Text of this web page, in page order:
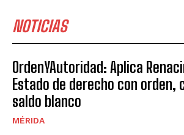
NOTICIAS
OrdenYAutoridad: Aplica
Estado de derecho con orden,
saldo blanco
MÉRIDA